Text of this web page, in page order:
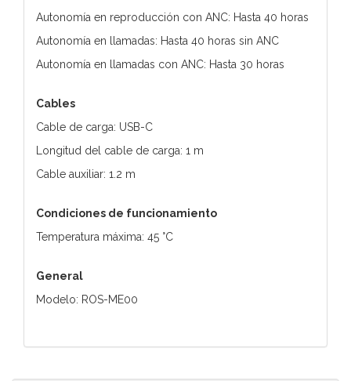
Autonomía en reproducción con ANC: Hasta 40 horas
Autonomía en llamadas: Hasta 40 horas sin ANC
Autonomía en llamadas con ANC: Hasta 30 horas
Cables
Cable de carga: USB-C
Longitud del cable de carga: 1 m
Cable auxiliar: 1.2 m
Condiciones de funcionamiento
Temperatura máxima: 45 °C
General
Modelo: ROS-ME00